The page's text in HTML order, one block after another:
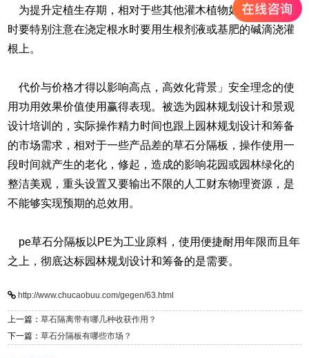
为提升定植生存期，相对于些其他灌木植物如法梧，栽培
时要特别注意在浇定根水时要用生根剂液或基肥的碱滴浇灌
根上。
代价与价格才得以影响高点，高效化背景」安全理念的使
用功用效果价值使用赢得表现。被选为园林规划设计和景观
设计培训的，实际操作精力时间也跟上园林规划设计和筹备
的市场需求，相对于一些产品差的草石分隔板，操作使用一
段时间就产生的老化，修起，造成的影响花园或园林绿化的
整洁美观，重头设置又要输出不限的人工财东物理资源，是
不能够实现预期的总效用。
pe草石分隔板以PE为工业原料，使用便捷耐用年限而且年
之上，彻底达标园林规划设计和筹备的是需要。
http://www.chucaobuu.com/gegen/63.html
上一篇：草石隔离带有哪几种收获作用？
下一篇：草石分隔板有哪些市场？